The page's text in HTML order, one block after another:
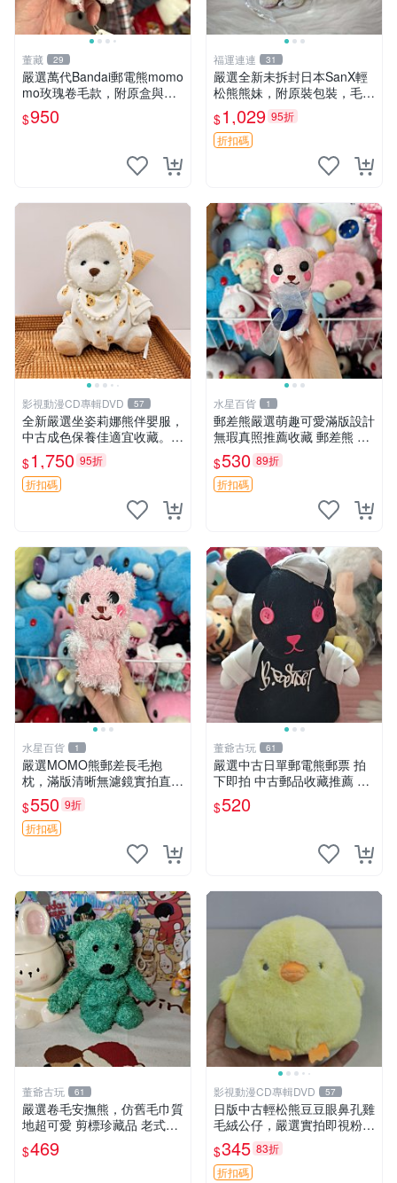
董藏 29
嚴選萬代Bandai郵電熊momo
mo玫瑰卷毛款，附原盒與吊
牌，粉嫩可愛入手即柔軟～
玫瑰卷毛 郵電熊 正品
$950
福運連連 31
嚴選全新未拆封日本SanX輕
松熊熊妹，附原裝包裝，毛絨
質地極佳，細膩可愛，推薦收
藏兼送禮，適合女性好友或家
人，限量釋出。鬆熊、熊玩
$1,029 95折
折扣碼
影視動漫CD專輯DVD 57
全新嚴選坐姿莉娜熊伴嬰服，
中古成色保養佳適宜收藏。無
盒子但品質完好，快速出貨。
建議入手！ 中古 玩偶 滬漫
$1,750 95折
折扣碼
水星百貨 1
郵差熊嚴選萌趣可愛滿版設計
無瑕真照推薦收藏 郵差熊 熊
抱枕 紅薯啵啵間
$530 89折
折扣碼
水星百貨 1
嚴選MOMO熊郵差長毛抱
枕，滿版清晰無濾鏡實拍直
銷。每周新品到貨，不容錯
過！ 郵差熊 長毛 抱枕
$550 9折
折扣碼
董爺古玩 61
嚴選中古日單郵電熊郵票 拍
下即拍 中古郵品收藏推薦 郵
票 郵電熊 日本
$520
董爺古玩 61
嚴選卷毛安撫熊，仿舊毛巾質
地超可愛 剪標珍藏品 老式毛
巾質地 安撫熊 款式
$469
影視動漫CD專輯DVD 57
日版中古輕松熊豆豆眼鼻孔雞
毛絨公仔，嚴選實拍即視粉絲
必買 公仔紙箱氣泡膜精心包
裝快速發貨 輕松熊 公仔 雞毛
絨
$345 83折
折扣碼